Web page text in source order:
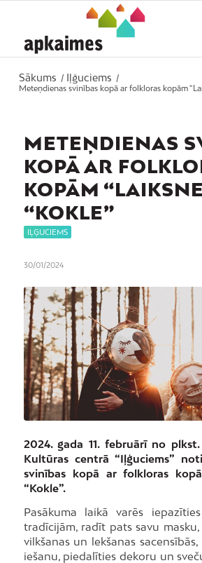
Sākums / Iļģuciems
/
Meteņdienas svinības kopā ar folkloras kopām
METEŅDIENAS
KOPĀ AR
KOPĀM
“KOKLE”
IĻĢUCIEMS
30/01/2024
2024. gada 11. februārī no
Kultūras centrā “Iļģuciems”
svinības kopā ar folkloras
“Kokle”.
Pasākuma laikā varēs
tradīcijām, radīt pats savu
vilkšanas un lekšanas
iešanu, piedalīties dekoru un